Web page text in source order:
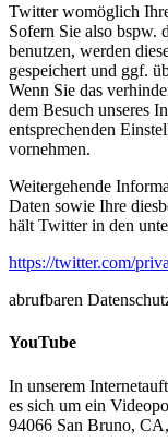
Twitter womöglich
Sofern Sie also bspw.
benutzen, werden
gespeichert und ggf.
Wenn Sie das
dem Besuch unseres
entsprechenden
vornehmen.
Weitergehende
Daten sowie Ihre
hält Twitter in den
https://twitter.com/
abrufbaren
YouTube
In unserem
es sich um ein
94066 San Bruno,